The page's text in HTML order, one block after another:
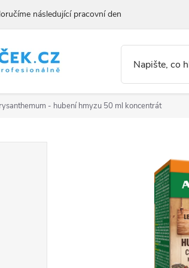
následující pracovní den
- hubení hmyzu 50 ml koncentrát